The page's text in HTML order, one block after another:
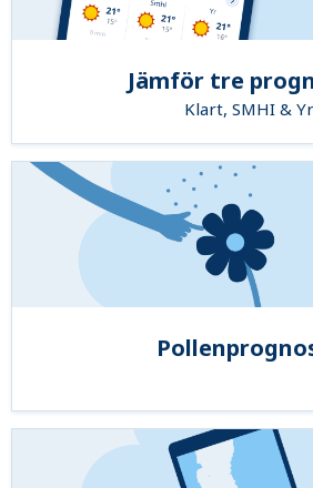
Jämför tre
Klart, SMHI & Yr